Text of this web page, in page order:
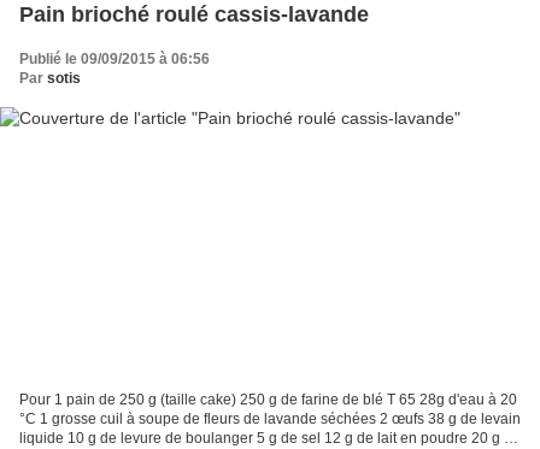
Pain brioché roulé cassis-lavande
Publié le 09/09/2015 à 06:56
Par sotis
Pour 1 pain de 250 g (taille cake) 250 g de farine de blé T 65 28g d'eau à 20
°C 1 grosse cuil à soupe de fleurs de lavande séchées 2 œufs 38 g de levain
liquide 10 g de levure de boulanger 5 g de sel 12 g de lait en poudre 20 g de